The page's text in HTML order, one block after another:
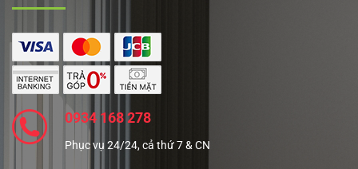
0934 168 278
Phục vụ 24/24, cả thứ 7 & CN